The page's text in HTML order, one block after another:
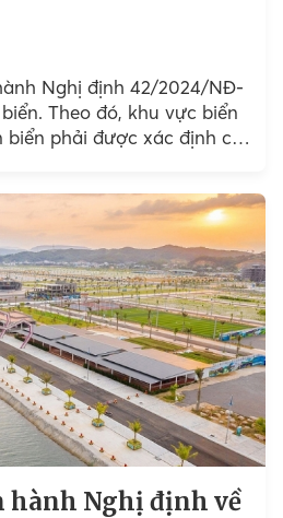
Nghị định 42/2024/NĐ-
Theo đó, khu vực biển
biển phải được xác định cụ
hành Nghị định về